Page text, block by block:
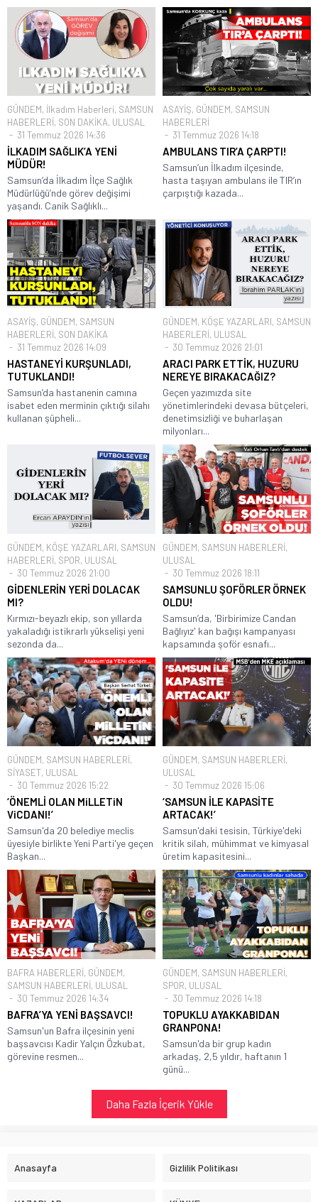
GÜNDEM, İlkadım Haberleri, SAMSUN
HABERLERİ, SON DAKİKA, ULUSAL
31 Temmuz 2026 14:36
İLKADIM SAĞLIK’A YENİ
MÜDÜR!
Samsun’da İlkadım İlçe Sağlık
Müdürlüğü’nde görev değişimi
yaşandı. Canik Sağlıklı...
ASAYİŞ, GÜNDEM, SAMSUN
HABERLERİ
31 Temmuz 2026 14:18
AMBULANS TIR’A ÇARPTI!
Samsun’un İlkadım ilçesinde,
hasta taşıyan ambulans ile TIR’ın
çarpıştığı kazada...
ASAYİŞ, GÜNDEM, SAMSUN
HABERLERİ, SON DAKİKA
31 Temmuz 2026 14:09
HASTANEYİ KURŞUNLADI,
TUTUKLANDI!
Samsun’da hastanenin camına
isabet eden merminin çıktığı silahı
kullanan şüpheli...
GÜNDEM, KÖŞE YAZARLARI, SAMSUN
HABERLERİ, ULUSAL
30 Temmuz 2026 21:01
ARACI PARK ETTİK, HUZURU
NEREYE BIRAKACAĞIZ?
Geçen yazımızda site
yönetimlerindeki devasa bütçeleri,
denetimsizliği ve buharlaşan
milyonları...
GÜNDEM, KÖŞE YAZARLARI, SAMSUN
HABERLERİ, SPOR, ULUSAL
30 Temmuz 2026 21:00
GİDENLERİN YERİ DOLACAK
MI?
Kırmızı-beyazlı ekip, son yıllarda
yakaladığı istikrarlı yükselişi yeni
sezonda da...
GÜNDEM, SAMSUN HABERLERİ,
ULUSAL
30 Temmuz 2026 18:11
SAMSUNLU ŞOFÖRLER ÖRNEK
OLDU!
Samsun’da, 'Birbirimize Candan
Bağlıyız' kan bağışı kampanyası
kapsamında şoför esnafı...
GÜNDEM, SAMSUN HABERLERİ,
SİYASET, ULUSAL
30 Temmuz 2026 15:22
‘ÖNEMLİ OLAN MiLLETiN
ViCDANI!’
Samsun'da 20 belediye meclis
üyesiyle birlikte Yeni Parti'ye geçen
Başkan...
GÜNDEM, SAMSUN HABERLERİ,
ULUSAL
30 Temmuz 2026 15:06
‘SAMSUN İLE KAPASİTE
ARTACAK!’
Samsun'daki tesisin, Türkiye'deki
kritik silah, mühimmat ve kimyasal
üretim kapasitesini...
BAFRA HABERLERİ, GÜNDEM,
SAMSUN HABERLERİ, ULUSAL
30 Temmuz 2026 14:34
BAFRA’YA YENİ BAŞSAVCI!
Samsun'un Bafra ilçesinin yeni
başsavcısı Kadir Yalçın Özkubat,
görevine resmen...
GÜNDEM, SAMSUN HABERLERİ,
SPOR, ULUSAL
30 Temmuz 2026 14:18
TOPUKLU AYAKKABIDAN
GRANPONA!
Samsun'da bir grup kadın
arkadaş, 2,5 yıldır, haftanın 1
günü...
Daha Fazla İçerik Yükle
Anasayfa Gizlilik Politikası